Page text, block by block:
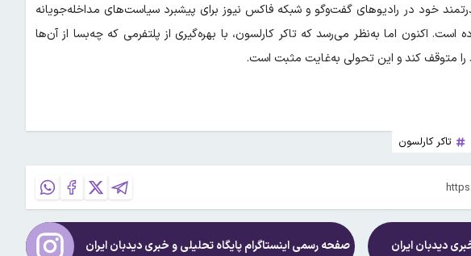
خود در رادیوهای گفت‌وگو و شبکه فاکس نیوز برای پیشبرد سیاست‌های مداخله‌جویانه
اکنون اما به‌نظر می‌رسد که تاکر کارلسون، با بهره‌گیری از پلتفرمی که چه‌بسا از آن‌ها
را متوقف کند و این تحولی به‌غایت مثبت است.
تاکر کارلسون
دیدبان ایران صفحه رسمی اینستاگرام پایگاه تحلیلی و خبریدیدبان ایران